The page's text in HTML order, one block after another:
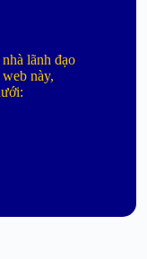
lãnh đạo
này,